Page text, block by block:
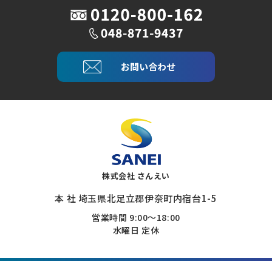
お問い合わせ
株式会社 さんえい
本 社 埼玉県北足立郡伊奈町内宿台1-5
営業時間 9:00～18:00
水曜日 定休